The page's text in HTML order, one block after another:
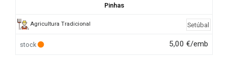
Pinhas
Agricultura Tradicional Setúbal
stock 5,00 €/emb